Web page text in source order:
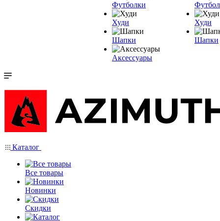
Футболки
Худи
Шапки
Аксессуары
Худи
Шапки
Каталог
Все товары
Новинки
Скидки